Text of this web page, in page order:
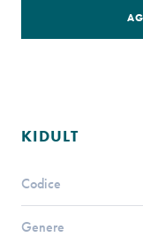
KIDULT
Codice
Genere